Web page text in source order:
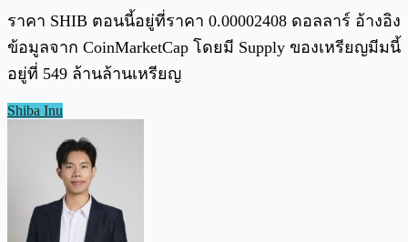
ราคา SHIB ตอนนี้อยู่ที่ราคา 0.00002408 ดอลลาร์ อ้างอิง
ข้อมูลจาก CoinMarketCap โดยมี Supply ของเหรียญมีมนี้
อยู่ที่ 549 ล้านล้านเหรียญ
Shiba Inu